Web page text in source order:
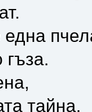
една
тайна,